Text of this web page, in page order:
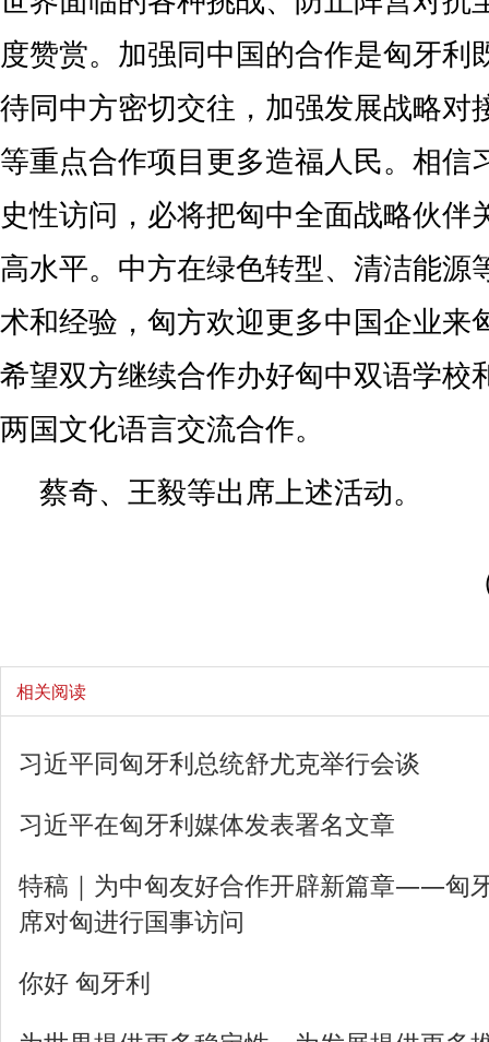
度赞赏。加强同中国的合作是匈牙利
待同中方密切交往，加强发展战略对
等重点合作项目更多造福人民。相信
史性访问，必将把匈中全面战略伙伴
高水平。中方在绿色转型、清洁能源
术和经验，匈方欢迎更多中国企业来
希望双方继续合作办好匈中双语学校
两国文化语言交流合作。
蔡奇、王毅等出席上述活动。
相关阅读
习近平同匈牙利总统舒尤克举行会谈
习近平在匈牙利媒体发表署名文章
特稿｜为中匈友好合作开辟新篇章——匈
席对匈进行国事访问
你好 匈牙利